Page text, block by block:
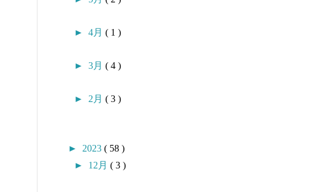
► 4月 ( 1 )
► 3月 ( 4 )
► 2月 ( 3 )
► 2023 ( 58 )
► 12月 ( 3 )